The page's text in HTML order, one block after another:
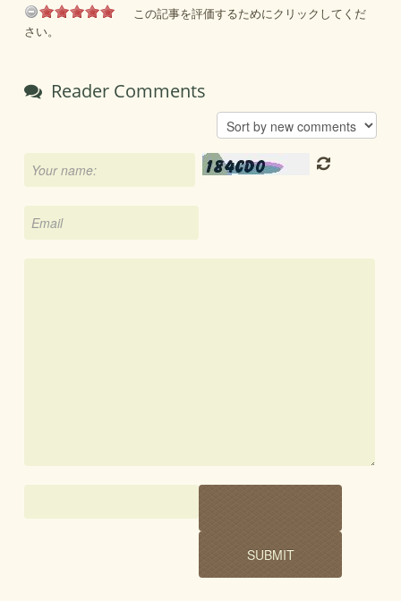
この記事を評価するためにクリックしてくだ
さい。
Reader Comments